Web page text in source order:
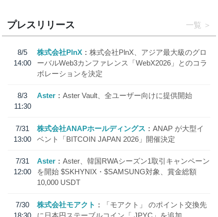
プレスリリース 一覧
8/5
14:00
株式会社PlnX
株式会社PlnX、アジア最大級のグロ
ーバルWeb3カンファレンス「WebX2026」とのコラ
ボレーションを決定
8/3
11:30
Aster Aster Vault、全ユーザー向けに提供開始
7/31
13:00
株式会社ANAPホールディングス
ANAP が大型イ
ベント「BITCOIN JAPAN 2026」開催決定
7/31
12:00
Aster
Aster、韓国RWAシーズン1取引キャンペーン
を開始 $SKHYNIX・$SAMSUNG対象、賞金総額
10,000 USDT
7/30
18:30
株式会社モアクト
「モアクト」 のポイント交換先
に日本円ステーブルコイン「 JPYC」を追加